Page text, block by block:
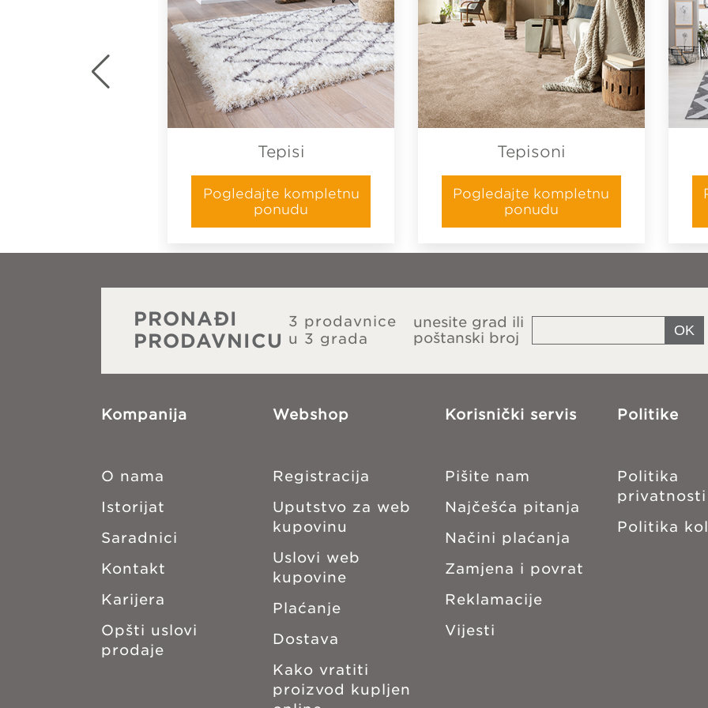
Tepisi
Pogledajte kompletnu
ponudu
Tepisoni
Pogledajte kompletnu
ponudu
PRONAĐI
PRODAVNICU
3 prodavnice
u 3 grada
unesite grad ili
poštanski broj
Kompanija
O nama
Istorijat
Saradnici
Kontakt
Karijera
Opšti uslovi
prodaje
Webshop
Registracija
Uputstvo za web
kupovinu
Uslovi web
kupovine
Plaćanje
Dostava
Kako vratiti
proizvod kupljen
Korisnički servis
Pišite nam
Najčešća pitanja
Načini plaćanja
Zamjena i povrat
Reklamacije
Vijesti
Politike
Politika
privatnosti
Politika